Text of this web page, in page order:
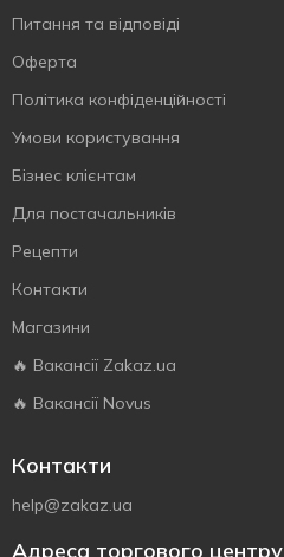
Питання та відповіді
Оферта
Політика конфіденційності
Умови користування
Бізнес клієнтам
Для постачальників
Рецепти
Контакти
Магазини
🔥 Вакансії Zakaz.ua
🔥 Вакансії Novus
Контакти
help@zakaz.ua
Адреса торгового центру